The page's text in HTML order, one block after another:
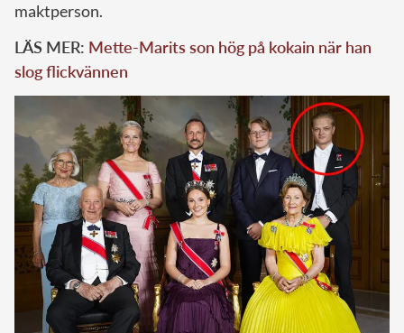
maktperson.
LÄS MER: Mette-Marits son hög på kokain när han
slog flickvännen